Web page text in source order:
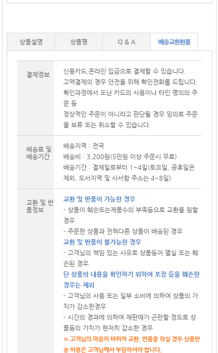
상품설명 상품평 Q & A 배송교환환불
결제정보
신용카드,온라인 입금으로 결제할 수 있습니다.
고액결제의 경우 안전을 위해 확인전화를 드립니다.
확인과정에서 도난 카드의 사용이나 타인 명의의 주
문 등
정상적인 주문이 아니라고 판단될 경우 임의로 주문
을 보류 또는 취소할 수 있습니다.
배송료 및
배송기간
배송지역 : 전국
배송비 : 3,200원(5만원 이상 주문시 무료)
배송기간 : 결제일로부터 1~4일(토요일, 공휴일은
제외, 도서지역 및 사서함 주소는 4~8일)
교환 및 반
품정보
교환 및 반품이 가능한 경우
- 상품이 훼손또는제품수의 부족등으로 교환을 원할
경우
- 주문한 상품과 전혀다른 상품이 배송된 경우
교환 및 반품이 불가능한 경우
- 고객님의 책임 있는 사유로 상품등이 멸실 또는 훼
손된 경우.
단 상품의 내용을 확인하기 위하여 포장 등을 훼손한
경우는 제외
- 고객님의 사용 또는 일부 소비에 의하여 상품의 가
치가 감소한경우
- 시간의 경과에 의하여 재판매가 곤란할 정도로 상
품등의 가치가 현저히 감소한 경우
※ 고객님의 마음이 바뀌어 교환, 반품을 하실 경우 상품반
송 비용은 고객님께서 부담하셔야 합니다.